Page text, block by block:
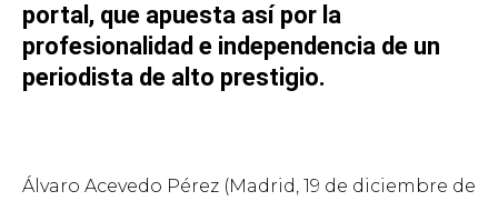
portal, que apuesta así por la
profesionalidad e independencia de un
periodista de alto prestigio.
Álvaro Acevedo Pérez (Madrid, 19 de diciembre de